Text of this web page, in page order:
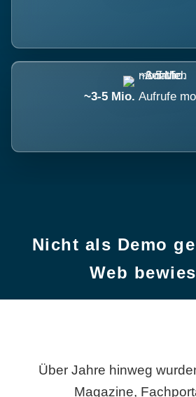
~3-5 Mio. Aufrufe
Nicht als Demo
Web
Über Jahre hinweg
Magazine,